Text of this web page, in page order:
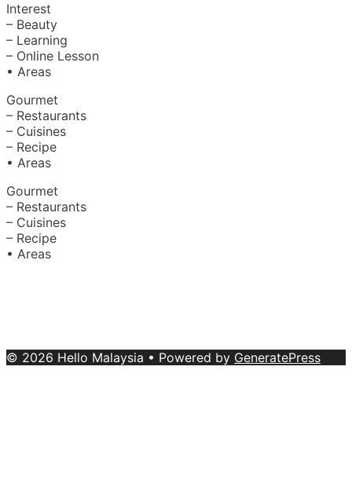
Interest
– Beauty
– Learning
– Online Lesson
• Areas
Gourmet
– Restaurants
– Cuisines
– Recipe
• Areas
Gourmet
– Restaurants
– Cuisines
– Recipe
• Areas
© 2026 Hello Malaysia • Powered by GeneratePress